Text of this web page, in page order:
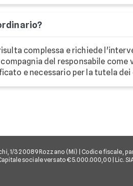
complessa e richiede
del responsabile
e necessario per la tutela
1/3 20089 Rozzano (Mi) | Codice fiscale,
Capitale sociale versato € 5.000.000,00 | Lic.